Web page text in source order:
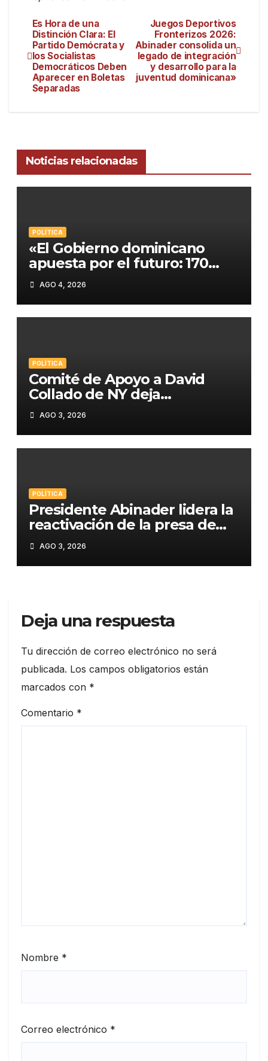
Juegos Deportivos
Fronterizos 2026:
Abinader consolida un
legado de integración
y desarrollo para la
juventud dominicana»
Es Hora de una
Distinción Clara: El
Partido Demócrata y
los Socialistas
Democráticos Deben
Aparecer en Boletas
Separadas
Noticias relacionadas
POLÍTICA
«El Gobierno dominicano
apuesta por el futuro: 170
estudiantes premiados en
STEM»
AGO 4, 2026
POLÍTICA
Comité de Apoyo a David
Collado de NY deja
constituida su estructura en
la Región del Bronx
AGO 3, 2026
POLÍTICA
Presidente Abinader lidera la
reactivación de la presa de
Guaigüí: Un proyecto
estratégico para el Cibao y el
país
AGO 3, 2026
Deja una respuesta
Tu dirección de correo electrónico no será
publicada. Los campos obligatorios están
marcados con *
Comentario *
Nombre *
Correo electrónico *